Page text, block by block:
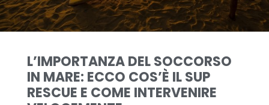
L’IMPORTANZA DEL SOCCORSO
IN MARE: ECCO COS’È IL SUP
RESCUE E COME INTERVENIRE